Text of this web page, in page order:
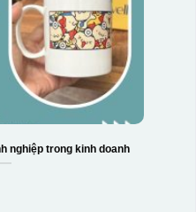
nghiệp trong kinh doanh